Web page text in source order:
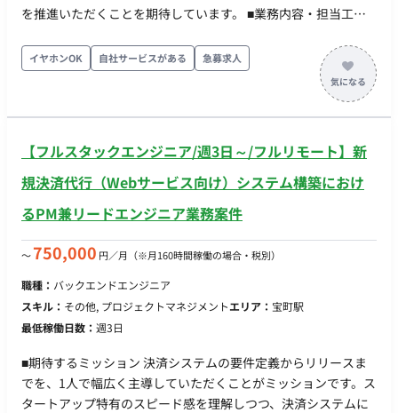
・参画日：即日 ・勤務日数 ：月80時間以上 ・PC貸与(Mac) ・
たいです。
いモデルや機能が出たら、まず自分で動かして試す。「これ使
えそう、試しましょう」と自分から動ける。 ・検証を検証で終
わらせず、現場の実PJに載せて成果（数字・定着）まで持って
いける。 ・クライアント対応で人が消耗している状況を、技術
ートだが、必要に応じて出社いただけるとありがたいです。
を推進いただくことを期待しています。 ■業務内容・担当工程
発 ・Linux（Ubuntu）環境での開発 ・ロボット制御関連機能
の実装 【フロントエンド開発】 ・TypeScriptを用いた画面開発
ション環境構築・活用】 ・Gazeboを利用したシミュレーショ
開発 技術： ・ROS ・Gazebo ■働き方 ・稼働量：月80時間～ ・
リモート稼働：可能 ・フレックス稼働：可能（シミュレータと
究明・デバッグのため立ち会って頂く必要がございます） ・契
約期間：長期予定（約1年） ・開始時期：2026年7月後半～8月
頃予定
イヤホンOK 自社サービスがある 急募求人
【フルスタックエンジニア/週3日～/フルリモート】新
規決済代行（Webサービス向け）システム構築におけ
るPM兼リードエンジニア業務案件
〜750,000 円／月 （※月160時間稼働の場合・税別）
職種： バックエンドエンジニア
スキル： その他, プロジェクトマネジメントエリア： 宝町駅
最低稼働日数： 週3日
■期待するミッション 決済システムの要件定義からリリースま
でを、1人で幅広く主導していただくことがミッションです。ス
タートアップ特有のスピード感を理解しつつ、決済システムに